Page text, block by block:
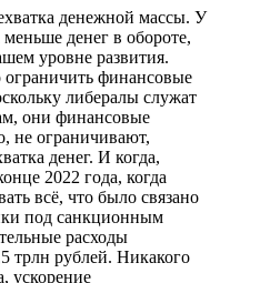
денежной массы. У
денег в обороте,
уровне развития.
финансовые
либералы служат
они финансовые
не ограничивают,
денег. И когда,
2022 года, когда
всё, что было связано
под санкционным
расходы
трлн рублей. Никакого
ускорение